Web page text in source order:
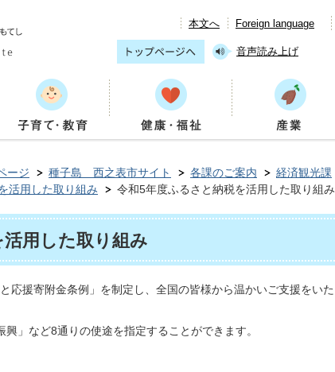
本文へ Foreign language
音声読み上げ
ージ 種子島 西之表市サイト 各課のご案内 経済観光課
活用した取り組み
令和5年度ふるさと納税を活用した取り組み
用した取り組み
応援寄附金条例」を制定し、全国の皆様から温かいご支援をいた
」など8通りの使途を指定することができます。